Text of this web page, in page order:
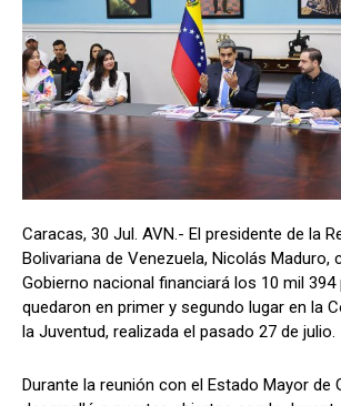
Caracas, 30 Jul. AVN.- El presidente de la
Bolivariana de Venezuela, Nicolás Maduro,
Gobierno nacional financiará los 10 mil
quedaron en primer y segundo lugar en la
la Juventud, realizada el pasado 27 de julio.
Durante la reunión con el Estado Mayor de